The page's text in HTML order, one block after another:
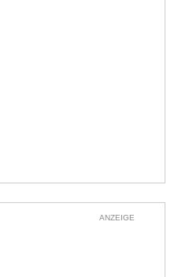
ANZEIGE